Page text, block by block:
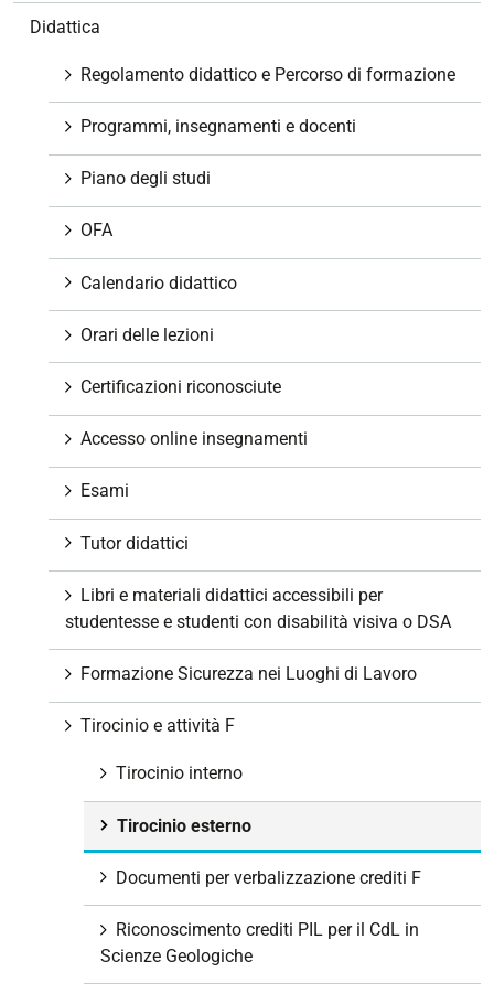
Didattica
Regolamento didattico e Percorso di formazione
Programmi, insegnamenti e docenti
Piano degli studi
OFA
Calendario didattico
Orari delle lezioni
Certificazioni riconosciute
Accesso online insegnamenti
Esami
Tutor didattici
Libri e materiali didattici accessibili per
studentesse e studenti con disabilità visiva o DSA
Formazione Sicurezza nei Luoghi di Lavoro
Tirocinio e attività F
Tirocinio interno
Tirocinio esterno
Documenti per verbalizzazione crediti F
Riconoscimento crediti PIL per il CdL in
Scienze Geologiche